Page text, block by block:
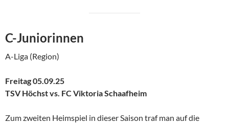
C-Juniorinnen
A-Liga (Region)
Freitag 05.09.25
TSV Höchst vs. FC Viktoria Schaafheim
Zum zweiten Heimspiel in dieser Saison traf man auf die